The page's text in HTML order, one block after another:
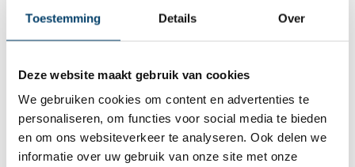
Toestemming Details Over
Deze website maakt gebruik van cookies
We gebruiken cookies om content en advertenties te
personaliseren, om functies voor social media te bieden
en om ons websiteverkeer te analyseren. Ook delen we
informatie over uw gebruik van onze site met onze